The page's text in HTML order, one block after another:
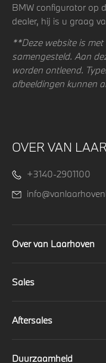
BMW configurator op
dealer, hij is u graag
**Deze website is
samengesteld. Aan
worden ontleend.
afbeeldingen kunnen
OVER VAN
+3140-2901100
Over van Laarhoven
Sales
Aftersales
Duurzaamheid